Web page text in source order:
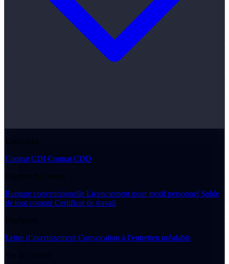
Embauche
Contrat CDI Contrat CDD
Rupture du contrat
Rupture conventionnelle Licenciement pour motif personnel Solde
de tout compte Certificat de travail
Discipline
Lettre d’avertissement Convocation à l’entretien préalable
Vie du contrat